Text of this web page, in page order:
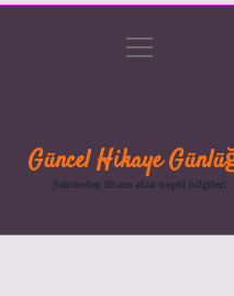
menüyü
aç
Güncel Hikaye
Sektörden ilham alan neşeli bilgiler!